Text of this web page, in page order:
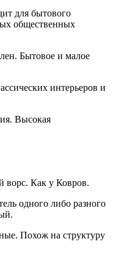
для бытового
общественных
Бытовое и малое
интерьеров и
Высокая
ворс. Как у Ковров.
одного либо разного
Похож на структуру